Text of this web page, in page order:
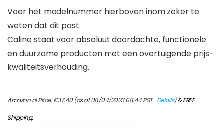
Voer het modelnummer hierboven inom zeker te
weten dat dit past.
Caline staat voor absoluut doordachte, functionele
en duurzame producten met een overtuigende prijs-
kwaliteitsverhouding.
Amazon.nl Price:€37.40(as of 08/04/2023 08:44 PST-Details)&FREE
Shipping.